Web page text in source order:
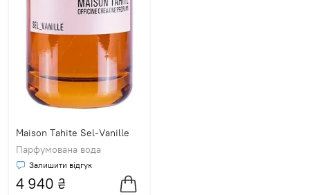
Maison Tahite Sel-Vanille
Парфумована вода
Залишити відгук
4 940 ₴